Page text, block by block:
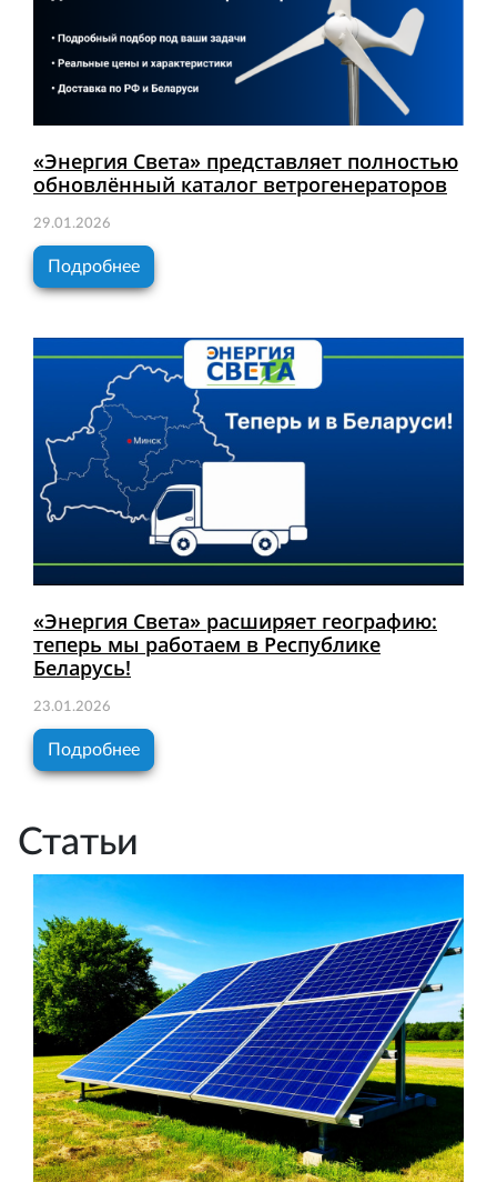
«Энергия Света» представляет полностью
обновлённый каталог ветрогенераторов
29.01.2026
Подробнее
«Энергия Света» расширяет географию:
теперь мы работаем в Республике
Беларусь!
23.01.2026
Подробнее
Статьи